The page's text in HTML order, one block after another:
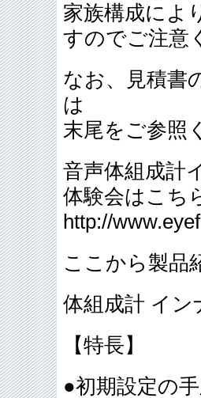
家族構成によ
すのでご注意
なお、見積書
は
末尾をご参照
音声体組成計
体験会はこ
http://
ここから製品
体組成計 イ
【特長】
●初期設定の